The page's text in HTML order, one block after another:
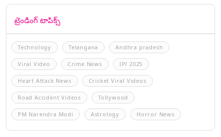
ట్రెండింగ్ టాపిక్స్
Technology Telangana Andhra pradesh
Viral Video Crime News IPl 2025
Heart Attack News Cricket Viral Videos
Road Accident Videos Tollywood
PM Narendra Modi Astrology Horror News